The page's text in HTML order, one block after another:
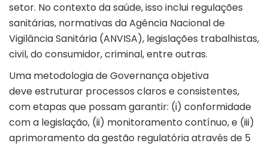
setor. No contexto da saúde, isso inclui regulações
sanitárias, normativas da Agência Nacional de
Vigilância Sanitária (ANVISA), legislações trabalhistas,
civil, do consumidor, criminal, entre outras.
Uma metodologia de Governança objetiva
deve estruturar processos claros e consistentes,
com etapas que possam garantir: (i) conformidade
com a legislação, (ii) monitoramento contínuo, e (iii)
aprimoramento da gestão regulatória através de 5